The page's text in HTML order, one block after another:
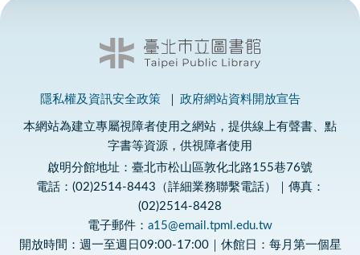
隱私權及資訊安全政策 政府網站資料開放宣告
本網站為建立專屬視障者使用之網站，提供線上有聲書、點
字書等資源，供視障者使用
啟明分館地址：臺北市松山區敦化北路155巷76號
電話：(02)2514-8443（詳細業務聯繫電話）｜傳真：
(02)2514-8428
電子郵件： a15@email.tpml.edu.tw
開放時間：週一至週日09:00-17:00｜休館日：每月第一個星